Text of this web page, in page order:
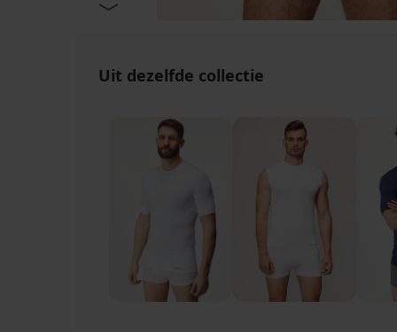
Uit dezelfde collectie